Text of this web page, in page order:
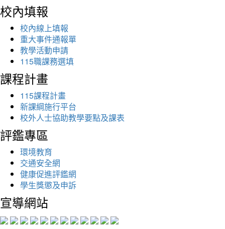
校內填報
校內線上填報
重大事件通報單
教學活動申請
115職課務選填
課程計畫
115課程計畫
新課綱施行平台
校外人士協助教學要點及課表
評鑑專區
環境教育
交通安全網
健康促進評鑑網
學生獎懲及申訴
宣導網站